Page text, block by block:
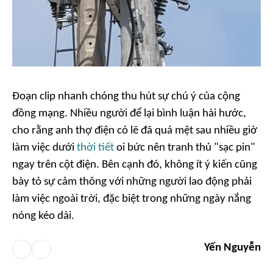
Đoạn clip nhanh chóng thu hút sự chú ý của cộng
đồng mạng. Nhiều người để lại bình luận hài hước,
cho rằng anh thợ điện có lẽ đã quá mệt sau nhiều giờ
làm việc dưới thời tiết oi bức nên tranh thủ "sạc pin"
ngay trên cột điện. Bên cạnh đó, không ít ý kiến cũng
bày tỏ sự cảm thông với những người lao động phải
làm việc ngoài trời, đặc biệt trong những ngày nắng
nóng kéo dài.
Yến Nguyễn